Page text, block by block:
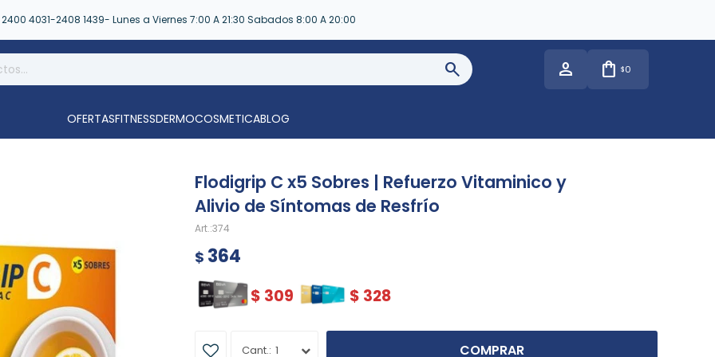
2400 4031-2408 1439- Lunes a Viernes 7:00 A 21:30 Sabados 8:00 A 20:00
$0
OFERTASFITNESSDERMOCOSMETICABLOG
Flodigrip C x5 Sobres | Refuerzo Vitaminico y
Alivio de Síntomas de Resfrío
374
$ 364
$ 309 $ 328
1 COMPRAR